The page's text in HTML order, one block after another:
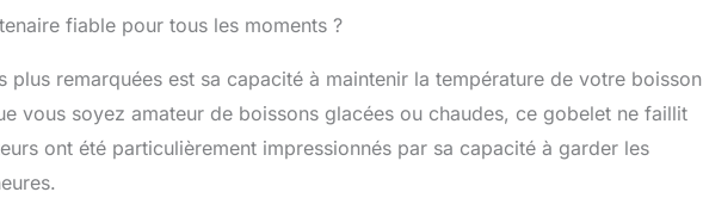
fiable pour tous les moments ?
plus remarquées est sa capacité à maintenir la température de votre boisson
vous soyez amateur de boissons glacées ou chaudes, ce gobelet ne faillit
ont été particulièrement impressionnés par sa capacité à garder les